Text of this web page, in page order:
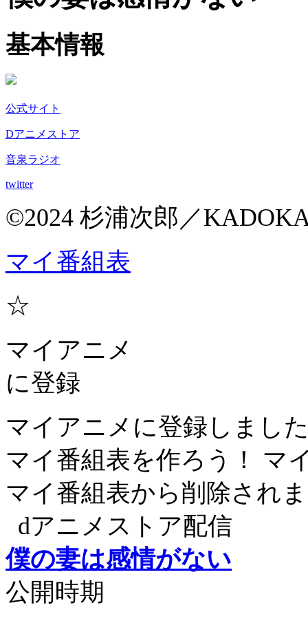
基本情報
公式サイト
Dアニメストア
音泉ラジオ
twitter
©2024 杉浦次郎／
マイ番組表
☆
マイアニメ
に登録
マイアニメに登録しまし
マイ番組表を作ろう！
マ
マイ番組表から削除され
dアニメストア配信
僕の妻は感情がない
公開時期